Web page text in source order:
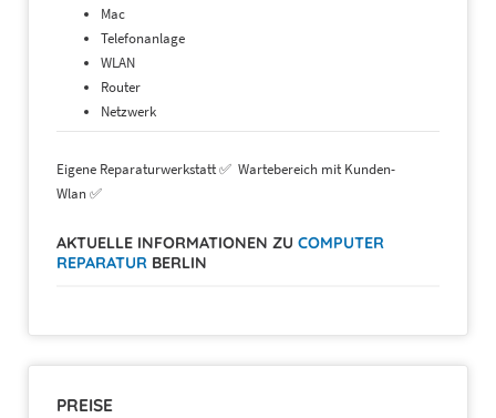
Mac
Telefonanlage
WLAN
Router
Netzwerk
Eigene Reparaturwerkstatt ✅ Wartebereich mit Kunden-
Wlan ✅
AKTUELLE INFORMATIONEN ZU COMPUTER
REPARATUR BERLIN
PREISE